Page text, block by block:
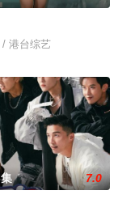
/ 港台综艺
7.0